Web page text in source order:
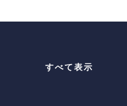
すべて表示